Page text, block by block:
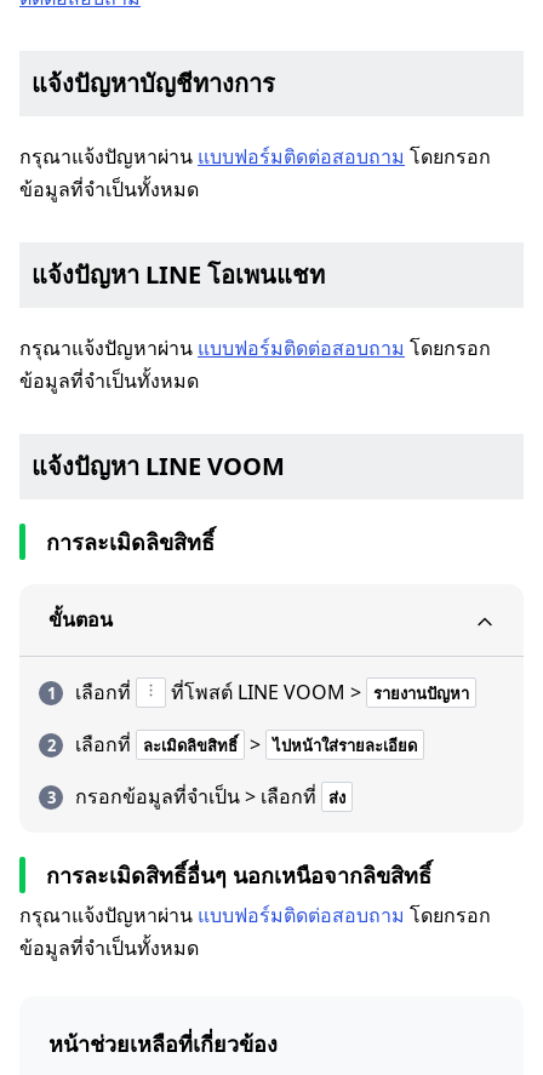
แจ้งปัญหาบัญชีทางการ
กรุณาแจ้งปัญหาผ่าน แบบฟอร์มติดต่อสอบถาม โดยกรอก
ข้อมูลที่จำเป็นทั้งหมด
แจ้งปัญหา LINE โอเพนแชท
กรุณาแจ้งปัญหาผ่าน แบบฟอร์มติดต่อสอบถาม โดยกรอก
ข้อมูลที่จำเป็นทั้งหมด
แจ้งปัญหา LINE VOOM
การละเมิดลิขสิทธิ์
ขั้นตอน
เลือกที่ ที่โพสต์ LINE VOOM > รายงานปัญหา
เลือกที่ ละเมิดลิขสิทธิ์ > ไปหน้าใส่รายละเอียด
กรอกข้อมูลที่จำเป็น > เลือกที่ ส่ง
การละเมิดสิทธิ์อื่นๆ นอกเหนือจากลิขสิทธิ์
กรุณาแจ้งปัญหาผ่าน แบบฟอร์มติดต่อสอบถาม โดยกรอก
ข้อมูลที่จำเป็นทั้งหมด
หน้าช่วยเหลือที่เกี่ยวข้อง